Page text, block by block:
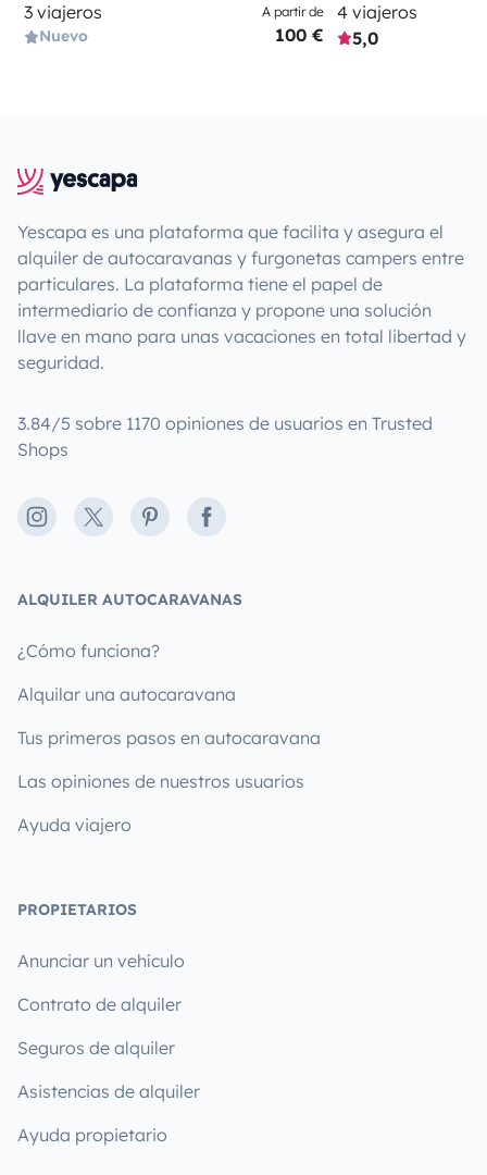
3 viajeros
Nuevo
A partir de
100 €
4 viajeros
5,0
Yescapa es una plataforma que facilita y asegura el
alquiler de autocaravanas y furgonetas campers entre
particulares. La plataforma tiene el papel de
intermediario de confianza y propone una solución
llave en mano para unas vacaciones en total libertad y
seguridad.
3.84/5 sobre 1170 opiniones de usuarios en Trusted
Shops
Instagram
X PinterestFacebook
ALQUILER AUTOCARAVANAS
¿Cómo funciona?
Alquilar una autocaravana
Tus primeros pasos en autocaravana
Las opiniones de nuestros usuarios
Ayuda viajero
PROPIETARIOS
Anunciar un vehículo
Contrato de alquiler
Seguros de alquiler
Asistencias de alquiler
Ayuda propietario